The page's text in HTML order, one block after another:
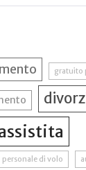
gratuito
personale di volo